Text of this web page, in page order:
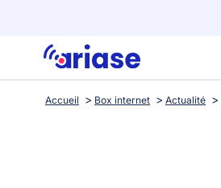
Accueil Box internet Actualité